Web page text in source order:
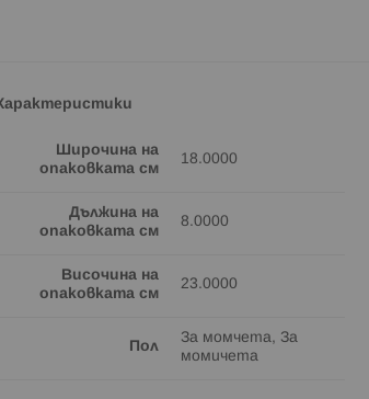
Широчина на
опаковката см
18.0000
Дължина на
опаковката см
8.0000
Височина на
опаковката см
23.0000
Пол
За момчета, За
момичета